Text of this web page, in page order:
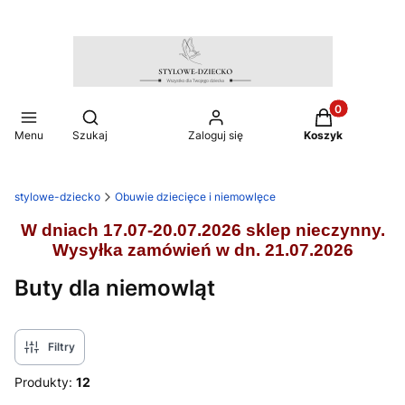
Menu
Otwórz wyszukiwarkę
Szukaj Zaloguj się
Produkty w
Koszyk
stylowe-dziecko Obuwie dziecięce i niemowlęce
W dniach 17.07-20.07.2026 sklep nieczynny.
Wysyłka zamówień w dn. 21.07.2026
Buty dla niemowląt
Filtry
Produkty: 12